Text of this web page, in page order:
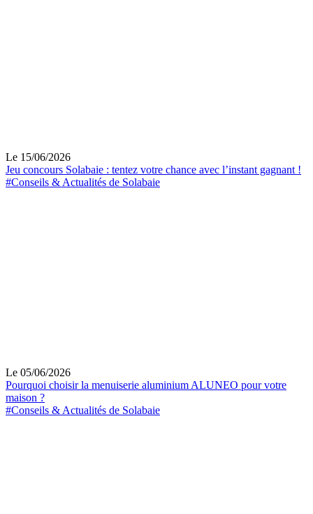
Le 15/06/2026
Jeu concours Solabaie : tentez votre chance avec l’instant gagnant !
#Conseils & Actualités de Solabaie
Le 05/06/2026
Pourquoi choisir la menuiserie aluminium ALUNEO pour votre
maison ?
#Conseils & Actualités de Solabaie